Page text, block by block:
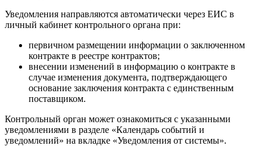
Уведомления направляются автоматически через ЕИС в
личный кабинет контрольного органа при:
первичном размещении информации о заключенном
контракте в реестре контрактов;
внесении изменений в информацию о контракте в
случае изменения документа, подтверждающего
основание заключения контракта с единственным
поставщиком.
Контрольный орган может ознакомиться с указанными
уведомлениями в разделе «Календарь событий и
уведомлений» на вкладке «Уведомления от системы».